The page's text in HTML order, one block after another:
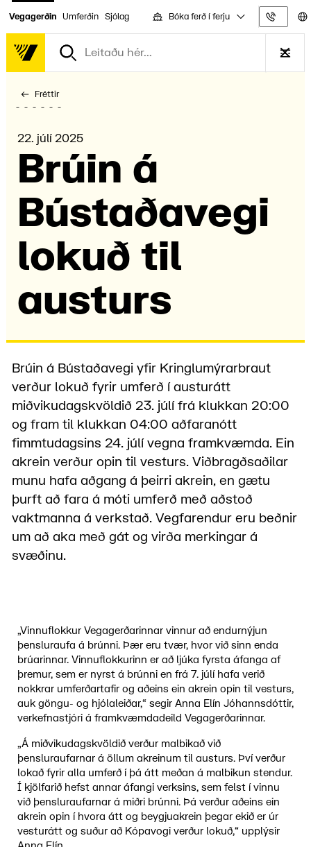
Vegagerðin Umferðin Sjólag Bóka ferð í ferju
Fréttir
22. júlí 2025
Brúin á
Bústaða­vegi
lokuð til
aust­urs
Brúin á Bústaðavegi yfir Kringlumýrarbraut
verður lokuð fyrir umferð í austurátt
miðvikudagskvöldið 23. júlí frá klukkan 20:00
og fram til klukkan 04:00 aðfaranótt
fimmtudagsins 24. júlí vegna framkvæmda. Ein
akrein verður opin til vesturs. Viðbragðsaðilar
munu hafa aðgang á þeirri akrein, en gætu
þurft að fara á móti umferð með aðstoð
vaktmanna á verkstað. Vegfarendur eru beðnir
um að aka með gát og virða merkingar á
svæðinu.
„Vinnuflokkur Vegagerðarinnar vinnur að endurnýjun
þensluraufa á brúnni. Þær eru tvær, hvor við sinn enda
brúarinnar. Vinnuflokkurinn er að ljúka fyrsta áfanga af
þremur, sem er nyrst á brúnni en frá 7. júlí hafa verið
nokkrar umferðartafir og aðeins ein akrein opin til vesturs,
auk göngu- og hjólaleiðar,“ segir Anna Elín Jóhannsdóttir,
verkefnastjóri á framkvæmdadeild Vegagerðarinnar.
„Á miðvikudagskvöldið verður malbikað við
þensluraufarnar á öllum akreinum til austurs. Því verður
lokað fyrir alla umferð í þá átt meðan á malbikun stendur.
Í kjölfarið hefst annar áfangi verksins, sem felst í vinnu
við þensluraufarnar á miðri brúnni. Þá verður aðeins ein
akrein opin í hvora átt og beygjuakrein þegar ekið er úr
vesturátt og suður að Kópavogi verður lokuð,“ upplýsir